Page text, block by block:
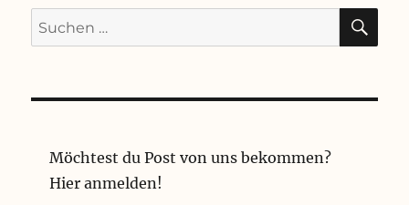
Suchen
nach:
Möchtest du Post von uns bekommen?
Hier anmelden!